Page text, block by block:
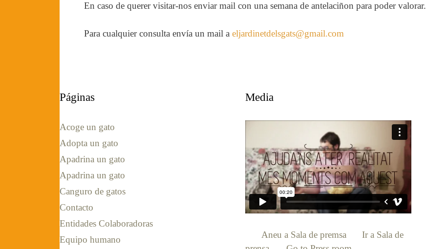
En caso de querer visitar-nos enviar mail con una semana de antelaciñon para poder valorar.
Para cualquier consulta envía un mail a eljardinetdelsgats@gmail.com
Páginas
Acoge un gato
Adopta un gato
Apadrina un gato
Apadrina un gato
Canguro de gatos
Contacto
Entidades Colaboradoras
Equipo humano
Media
Aneu a Sala de premsa
Ir a Sala de